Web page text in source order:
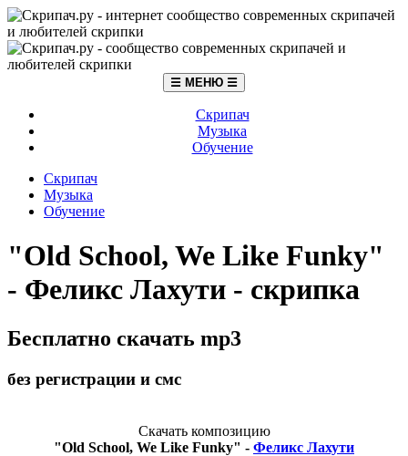
☰ МЕНЮ ☰
Скрипач
Музыка
Обучение
Скрипач
Музыка
Обучение
"Old School, We Like Funky"
- Феликс Лахути - скрипка
Бесплатно скачать mp3
без регистрации и смс
Скачать композицию
"Old School, We Like Funky" - Феликс Лахути